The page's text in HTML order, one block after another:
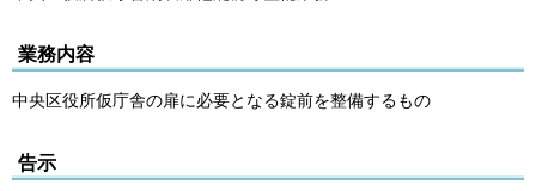
業務内容
中央区役所仮庁舎の扉に必要となる錠前を整備するもの
告示